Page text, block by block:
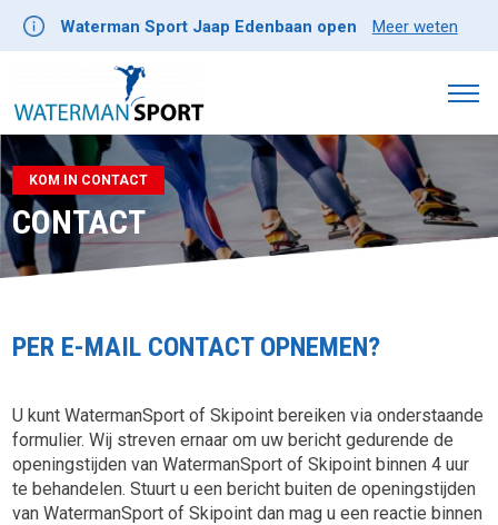
Waterman Sport Jaap Edenbaan open Meer weten
KOM IN CONTACT
CONTACT
PER E-MAIL CONTACT OPNEMEN?
U kunt WatermanSport of Skipoint bereiken via onderstaande
formulier. Wij streven ernaar om uw bericht gedurende de
openingstijden van WatermanSport of Skipoint binnen 4 uur
te behandelen. Stuurt u een bericht buiten de openingstijden
van WatermanSport of Skipoint dan mag u een reactie binnen